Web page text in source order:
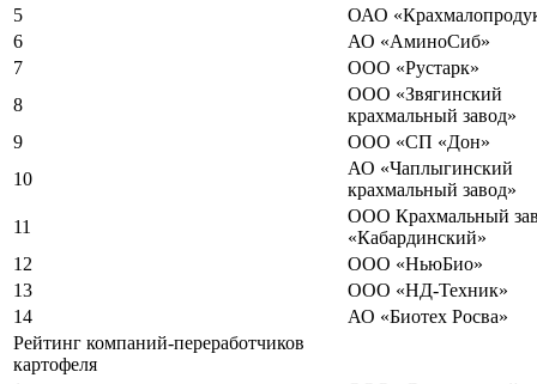
5
ОАО
6
АО «АминоСиб»
7
ООО «Рустарк»
8
ООО «Звягинский
крахмальный завод»
9
ООО «СП «Дон»
10
АО «Чаплыгинский
крахмальный завод»
11
ООО Крахмальный
«Кабардинский»
12
ООО «НьюБио»
13
ООО «НД-Техник»
14
АО «Биотех Росва»
Рейтинг компаний-переработчиков
картофеля